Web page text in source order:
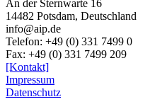
An der Sternwarte 16
14482 Potsdam, Deutschland
info@aip.de
Telefon: +49 (0) 331 7499 0
Fax: +49 (0) 331 7499 209
[Kontakt]
Impressum
Datenschutz